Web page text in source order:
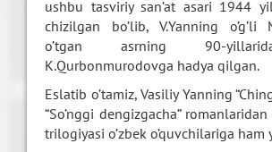
ushbu tasviriy san’at asari 1944
chizilgan bo’lib, V.Yanning o’g’li
o’tgan asrning 90-
K.Qurbonmurodovga hadya qilgan.
Eslatib o’tamiz, Vasiliy Yanning
“So’nggi dengizgacha”
trilogiyasi o’zbek o’quvchilariga ham